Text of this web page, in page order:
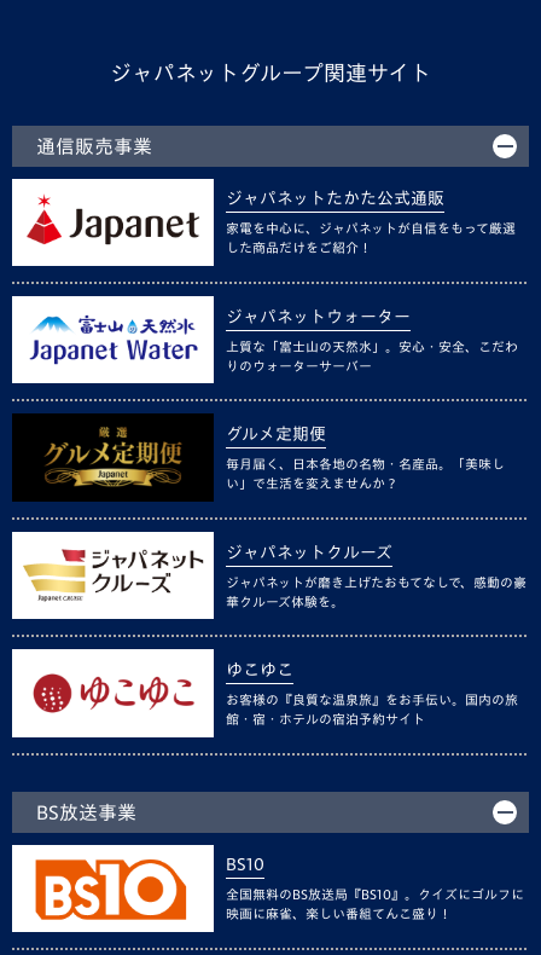
ジャパネットグループ関連サイト
通信販売事業
ジャパネットたかた公式通販
家電を中心に、ジャパネットが自信をもって厳選
した商品だけをご紹介！
ジャパネットウォーター
上質な「富士山の天然水」。安心・安全、こだわ
りのウォーターサーバー
グルメ定期便
毎月届く、日本各地の名物・名産品。「美味し
い」で生活を変えませんか？
ジャパネットクルーズ
ジャパネットが磨き上げたおもてなしで、感動の豪
華クルーズ体験を。
ゆこゆこ
お客様の『良質な温泉旅』をお手伝い。国内の旅
館・宿・ホテルの宿泊予約サイト
BS放送事業
BS10
全国無料のBS放送局『BS10』。クイズにゴルフに
映画に麻雀、楽しい番組てんこ盛り！